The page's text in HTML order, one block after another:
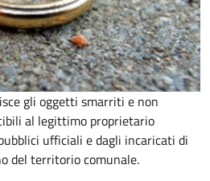
gli oggetti smarriti e non
al legittimo proprietario
ufficiali e dagli incaricati di
del territorio comunale.